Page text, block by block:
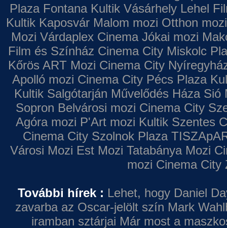
Plaza Fontana Kultik Vásárhely Lehel
Kultik Kaposvár Malom mozi Otthon mozi
Mozi Várdaplex Cinema Jókai mozi
Film és Színház Cinema City Miskolc
Kőrös ART Mozi Cinema City
Apolló mozi Cinema City Pécs Plaza
Kultik Salgótarján Művelődés Háza Sió
Sopron Belvárosi mozi Cinema City
Agóra mozi P'Art mozi Kultik Szentes
Cinema City Szolnok Plaza
Városi Mozi Est Mozi Tatabánya Mozi
mozi Cinema City
További hírek : Lehet, hogy Daniel
zavarba az Oscar-jelölt szín Mark
iramban sztárjai Már most a